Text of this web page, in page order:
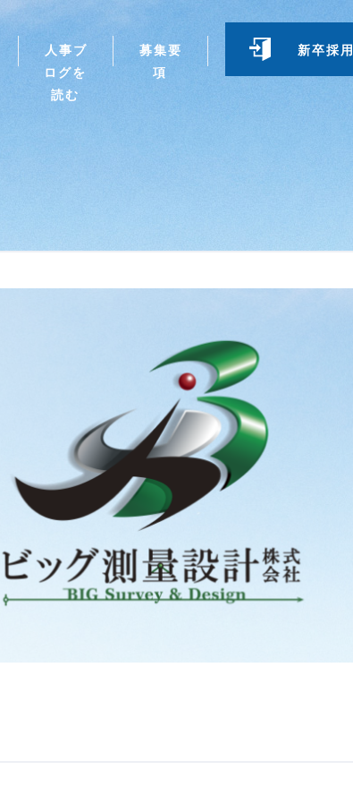
人事ブ
ログを
読む
募集要
項
新卒採